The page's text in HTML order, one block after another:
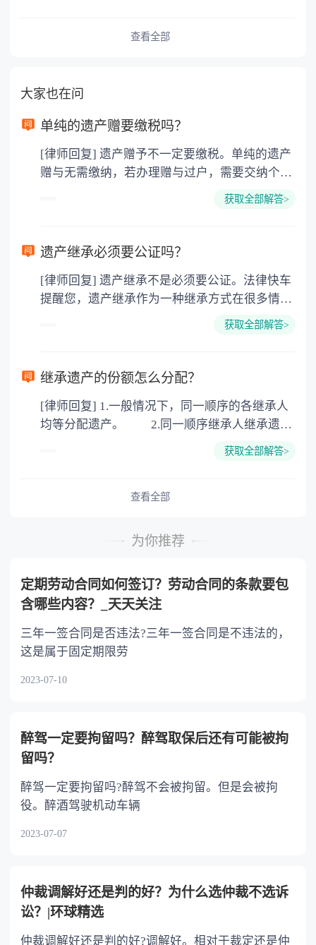
查看全部
大家也在问
单纯的遗产赠要缴税吗？
[律师回复] 遗产赠予不一定要缴税。单纯的遗产
赠与无需缴纳，若办理赠与过户，需要交纳个人
所得税、契税和公证费。赠与过户是没有增值税
要缴纳公证费，具体如下： 1. 公证费：按房
3. 印花税：按房屋评估价的0.05%缴纳 4. 土
地增值税：按房价1%缴纳 5. 房屋产权登记费：
获取全部解答>
遗产继承必须要公证吗？
[律师回复] 遗产继承不是必须要公证。法律快车
提醒您，遗产继承作为一种继承方式在很多情况
下都是不需要公证的，当然，如果需要公正的也
以防对财产继承发生纠纷，可以对遗产继承进行
公证。
获取全部解答>
继承遗产的份额怎么分配？
[律师回复] 1.一般情况下，同一顺序的各继承人
均等分配遗产。 2.同一顺序继承人继承遗产
或者与被继承人共同生活的继承人，分配遗产
的继承人，不尽扶养义务的，分配遗产时，应当
获取全部解答>
查看全部
为你推荐
定期劳动合同如何签订？劳动合同的条款要包
含哪些内容？_天天关注
三年一签合同是否违法?三年一签合同是不违法的，
这是属于固定期限劳
2023-07-10
醉驾一定要拘留吗？醉驾取保后还有可能被拘
留吗？
醉驾一定要拘留吗?醉驾不会被拘留。但是会被拘
役。醉酒驾驶机动车辆
2023-07-07
仲裁调解好还是判的好？为什么选仲裁不选诉
讼？|环球精选
仲裁调解好还是判的好?调解好。相对于裁定还是仲